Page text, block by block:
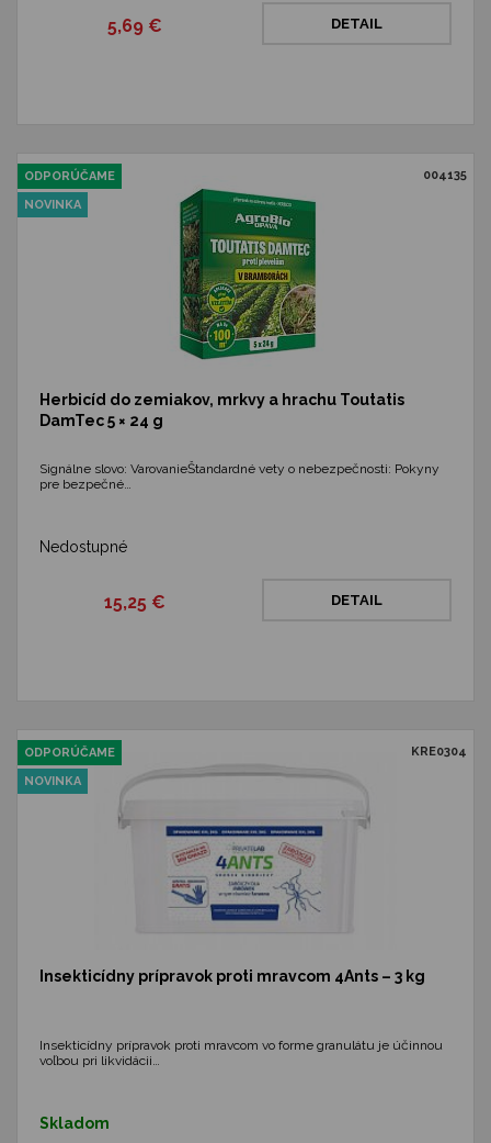
5,69 € DETAIL
004135
ODPORÚČAME
NOVINKA
Herbicíd do zemiakov, mrkvy a hrachu Toutatis
DamTec 5 × 24 g
Signálne slovo: VarovanieŠtandardné vety o nebezpečnosti: Pokyny
pre bezpečné…
Nedostupné
15,25 € DETAIL
KRE0304
ODPORÚČAME
NOVINKA
Insekticídny prípravok proti mravcom 4Ants – 3 kg
Insekticídny prípravok proti mravcom vo forme granulátu je účinnou
voľbou pri likvidácii…
Skladom